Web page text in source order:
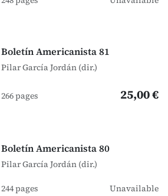
Boletín Americanista 81
Pilar García Jordán (dir.)
266 pages 25,00 €
Boletín Americanista 80
Pilar García Jordán (dir.)
244 pages Unavailable